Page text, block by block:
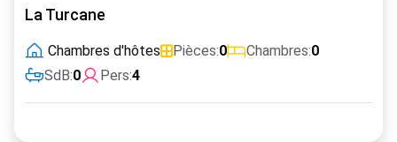
La Turcane
Chambres d'hôtes Pièces:0 Chambres:0
SdB:0 Pers:4